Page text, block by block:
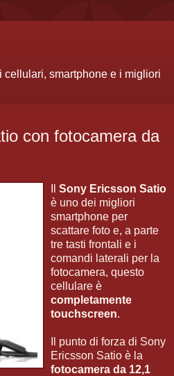
smartphone e i migliori
con fotocamera da
Sony Ericsson Satio
è uno dei migliori
smartphone per
scattare foto e, a parte
tre tasti frontali e i
comandi laterali per la
fotocamera, questo
cellulare è
completamente
touchscreen.
Il punto di forza di Sony
Ericsson Satio è la
fotocamera da 12,1